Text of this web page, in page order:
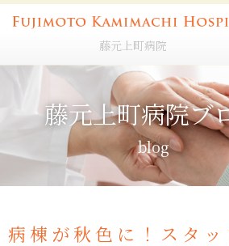
藤元上町病院
藤元上町病院ブ
blog
病棟が秋色に！スタッ